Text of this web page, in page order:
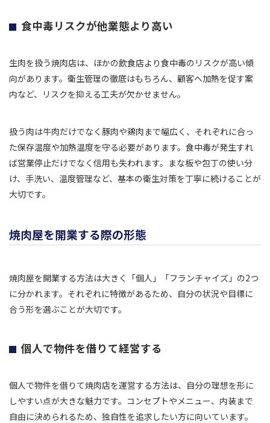
食中毒リスクが他業態より高い
生肉を扱う焼肉店は、ほかの飲食店より食中毒のリスクが高い傾
向があります。衛生管理の徹底はもちろん、顧客へ加熱を促す案
内など、リスクを抑える工夫が欠かせません。
扱う肉は牛肉だけでなく豚肉や鶏肉まで幅広く、それぞれに合っ
た保存温度や加熱温度を守る必要があります。食中毒が発生すれ
ば営業停止だけでなく信用も失われます。まな板や包丁の使い分
け、手洗い、温度管理など、基本の衛生対策を丁寧に続けることが
大切です。
焼肉屋を開業する際の形態
焼肉屋を開業する方法は大きく「個人」「フランチャイズ」の2つ
に分かれます。それぞれに特徴があるため、自分の状況や目標に
合う形を選ぶことが大切です。
個人で物件を借りて経営する
個人で物件を借りて焼肉店を運営する方法は、自分の理想を形に
しやすい点が大きな魅力です。コンセプトやメニュー、内装まで
自由に決められるため、独自性を追求したい方に向いています。